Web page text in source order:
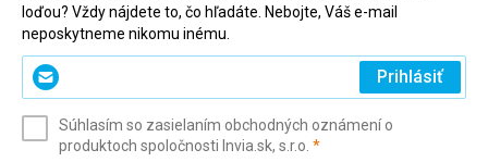
loďou? Vždy nájdete to, čo hľadáte. Nebojte, Váš e-mail
neposkytneme nikomu inému.
Zadajte
svoj
(povinné)
Prihlásiť
Súhlasím so zasielaním obchodných oznámení o
produktoch spoločnosti Invia.sk, s.r.o. *(povinné)